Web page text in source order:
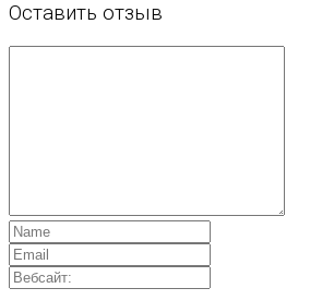
Оставить отзыв